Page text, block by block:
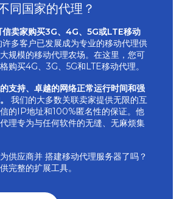
同国家的代理？
卖家购买3G、4G、5G或LTE移动
许多客户已发展成为专业的移动代理供
规模的移动代理农场。在这里，您可
购买4G、3G、5G和LTE移动代理。
支持、卓越的网络正常运行时间和强
我们的大多数关联卖家提供无限的互
的IP地址和100%匿名性的保证。他
理专为与任何软件的无缝、无麻烦集
供应商并 搭建移动代理服务器了吗？
完整的扩展工具。